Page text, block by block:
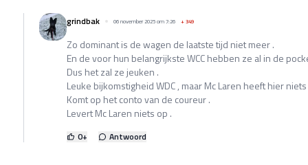
grindbak 06 november 2025 om 7:26 +349
Zo dominant is de wagen de laatste tijd niet meer .
En de voor hun belangrijkste WCC hebben ze al in de
Dus het zal ze jeuken .
Leuke bijkomstigheid WDC , maar Mc Laren heeft hier
Komt op het conto van de coureur .
Levert Mc Laren niets op .
0+ Antwoord